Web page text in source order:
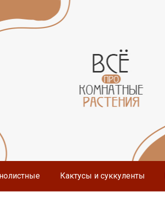
Кактусы и суккуленты